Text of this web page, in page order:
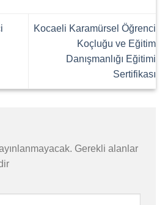
Kocaeli Karamürsel Öğrenci
Koçluğu ve Eğitim
Danışmanlığı Eğitimi
Sertifikası
Gerekli alanlar